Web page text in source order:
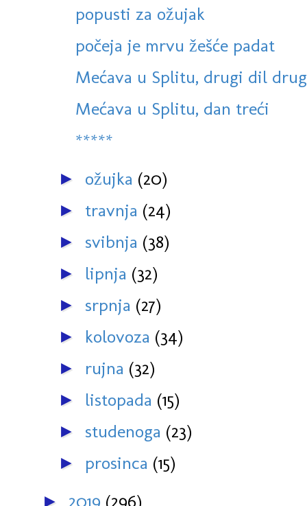
popusti za ožujak
počeja je mrvu žešće padat
Mećava u Splitu, drugi dil
Mećava u Splitu, dan treći
*****
► ožujka (20)
► travnja (24)
► svibnja (38)
► lipnja (32)
► srpnja (27)
► kolovoza (34)
► rujna (32)
► listopada (15)
► studenoga (23)
► prosinca (15)
► 2019 (296)